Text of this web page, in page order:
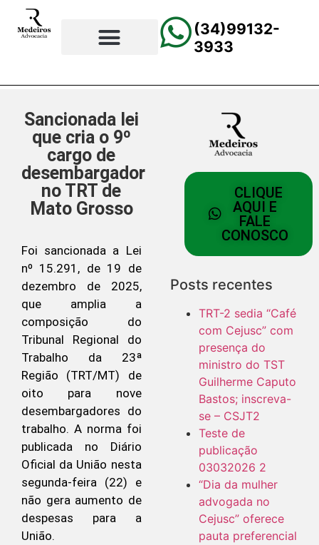
(34)99132-
3933
Sancionada lei
que cria o 9º
cargo de
desembargador
no TRT de
Mato Grosso
Foi sancionada a Lei
nº 15.291, de 19 de
dezembro de 2025,
que amplia a
composição do
Tribunal Regional do
Trabalho da 23ª
Região (TRT/MT) de
oito para nove
desembargadores do
trabalho. A norma foi
publicada no Diário
Oficial da União nesta
segunda-feira (22) e
não gera aumento de
despesas para a
União.
CLIQUE
AQUI E
FALE
CONOSCO
Posts recentes
TRT-2 sedia “Café
com Cejusc” com
presença do
ministro do TST
Guilherme Caputo
Bastos; inscreva-
se – CSJT2
Teste de
publicação
03032026 2
“Dia da mulher
advogada no
Cejusc” oferece
pauta preferencial